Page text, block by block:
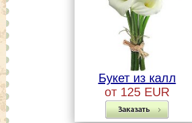
Букет из калл
от 125 EUR